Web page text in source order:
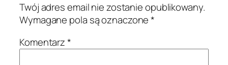
Twój adres email nie zostanie opublikowany.
Wymagane pola są oznaczone*
Komentarz*